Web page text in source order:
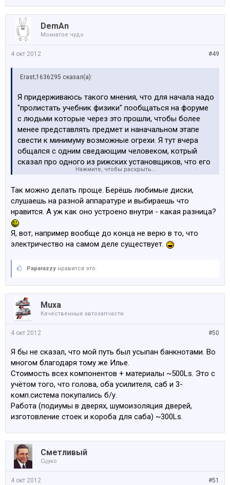
DemAn
Мохнатое чудо
#49
4 окт 2012
Erast;1636295 сказал(а):
Я придерживаюсь такого мнения, что для начала надо
"пролистать учебник физики" пообщаться на форуме
с людьми которые через это прошли, чтобы более
менее представлять предмет и наначальном этапе
свести к минимуму возможные огрехи. Я тут вчера
общался с одним сведающим человеком, котрый
сказал про одного из рижских установщиков, что его
советы оказывались полным говном. Когда все будут
через уши". Останется идти по пути, предложенному
Мухой и который усыпан банкнотами:
Нажмите, чтобы раскрыть...
Так можно делать проще. Берёшь любимые диски,
слушаешь на разной аппаратуре и выбираешь что
нравится. А уж как оно устроено внутри - какая разница?
Я, вот, например вообще до конца не верю в то, что
электричество на самом деле существует.
Paparazzy нравится это.
Muxa
Качественные автозапчасти
#50
4 окт 2012
Я бы не сказал, что мой путь был усыпан банкнотами. Во
многом благодаря тому же Илье.
Стоимость всех компонентов + материалы ~500Ls. Это с
учётом того, что голова, оба усилителя, саб и 3-
комп.система покупались б/у.
Работа (подиумы в дверях, шумоизоляция дверей,
изготовление стоек и короба для саба) ~300Ls.
Сметливый
Сцуко
#51
4 окт 2012